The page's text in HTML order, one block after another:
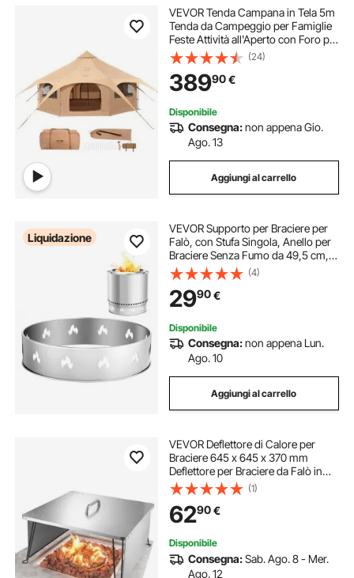
VEVOR Tenda Campana in Tela 5m
Tenda da Campeggio per Famiglie
Feste Attività all'Aperto con Foro per
Stufa a Legna e Borse di Stoccaggio
Capienza ca. 8 Persone, BBQ
Esterno, Gruppi all'Aperto, Caccia
(24)
38990€
Disponibile
Consegna:non appena Gio.
Ago. 13
Aggiungi al carrello
Liquidazione
VEVOR Supporto per Braciere per
Falò, con Stufa Singola, Anello per
Braciere Senza Fumo da 49,5 cm,
Accessorio per Telaio di Supporto
in Acciaio inox, Supporto Portatile
per Campeggio all'Aperto
(4)
2990€
Disponibile
Consegna:non appena Lun.
Ago. 10
Aggiungi al carrello
VEVOR Deflettore di Calore per
Braciere 645 x 645 x 370 mm
Deflettore per Braciere da Falò in
Acciaio Inox, Forma di Quadrata,
per Campeggio, Legna, con 4
Gambe Pieghevoli e Maniglia per
Trasporto
(1)
6290€
Disponibile
Consegna:Sab. Ago. 8 - Mer.
Ago. 12